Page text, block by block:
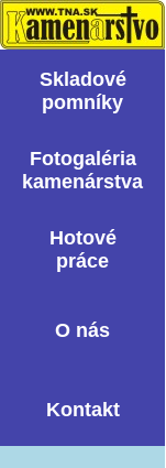
Skladové
pomní­ky
Fotogaléria
kamenárstva
Hotové
práce
O nás
Kontakt